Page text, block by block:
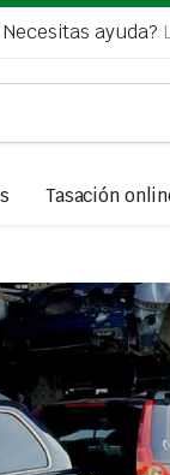
Necesitas ayuda?
Tasación